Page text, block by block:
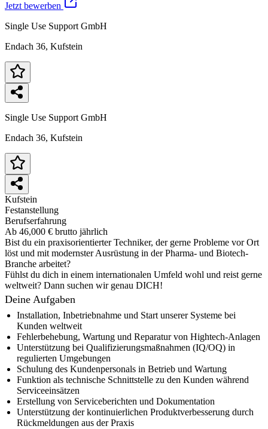
Jetzt bewerben
Single Use Support GmbH
Endach 36, Kufstein
Single Use Support GmbH
Endach 36, Kufstein
Kufstein
Festanstellung
Berufserfahrung
Ab 46,000 € brutto jährlich
Bist du ein praxisorientierter Techniker, der gerne Probleme vor Ort
löst und mit modernster Ausrüstung in der Pharma- und Biotech-
Branche arbeitet?
Fühlst du dich in einem internationalen Umfeld wohl und reist gerne
weltweit? Dann suchen wir genau DICH!
Deine Aufgaben
Installation, Inbetriebnahme und Start unserer Systeme bei
Kunden weltweit
Fehlerbehebung, Wartung und Reparatur von Hightech-Anlagen
Unterstützung bei Qualifizierungsmaßnahmen (IQ/OQ) in
regulierten Umgebungen
Schulung des Kundenpersonals in Betrieb und Wartung
Funktion als technische Schnittstelle zu den Kunden während
Serviceeinsätzen
Erstellung von Serviceberichten und Dokumentation
Unterstützung der kontinuierlichen Produktverbesserung durch
Rückmeldungen aus der Praxis